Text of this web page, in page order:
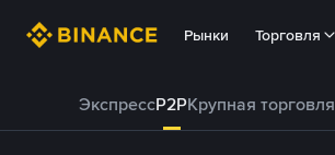
Рынки Торговля
ЭкспрессP2PКрупная торговля